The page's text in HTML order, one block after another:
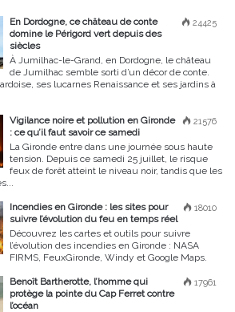
24425
En Dordogne, ce château de conte
domine le Périgord vert depuis des
siècles
À Jumilhac-le-Grand, en Dordogne, le château
de Jumilhac semble sorti d’un décor de conte.
ses lucarnes Renaissance et ses jardins à
21576
Vigilance noire et pollution en Gironde
: ce qu’il faut savoir ce samedi
La Gironde entre dans une journée sous haute
tension. Depuis ce samedi 25 juillet, le risque
feux de forêt atteint le niveau noir, tandis que les
18010
Incendies en Gironde : les sites pour
suivre l’évolution du feu en temps réel
Découvrez les cartes et outils pour suivre
l’évolution des incendies en Gironde : NASA
FIRMS, FeuxGironde, Windy et Google Maps.
17961
Benoît Bartherotte, l’homme qui
protège la pointe du Cap Ferret contre
l’océan